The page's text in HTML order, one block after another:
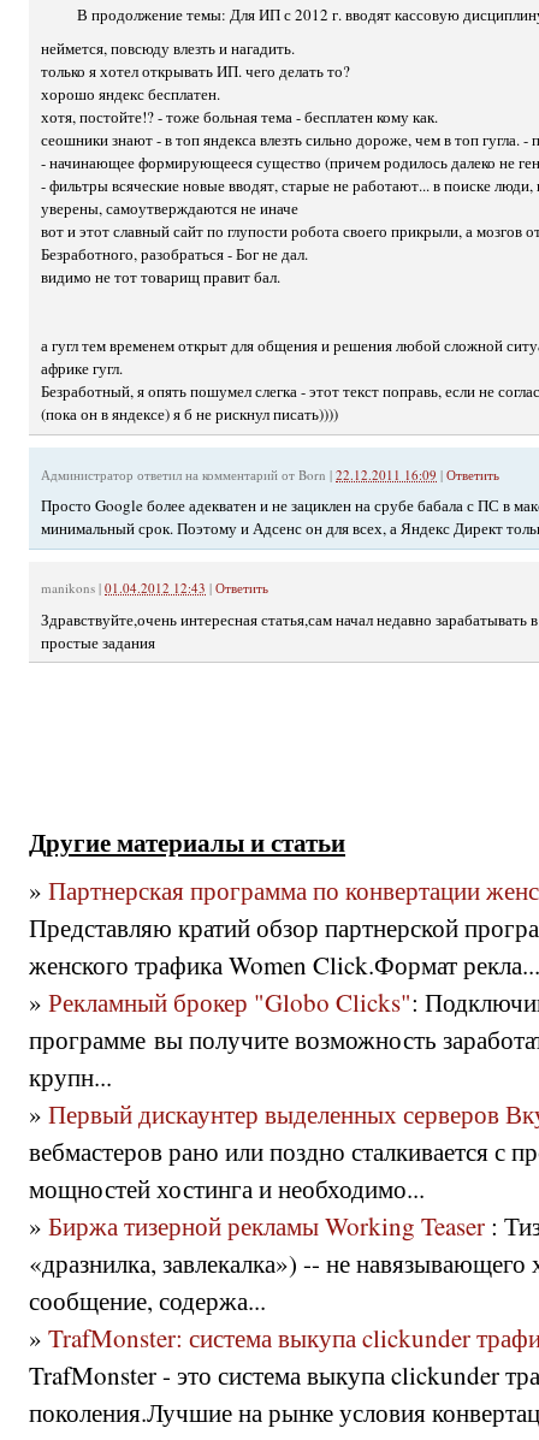
В продолжение темы: Для ИП с 2012 г. вводят кассовую
неймется, повсюду влезть и нагадить.
только я хотел открывать ИП. чего делать то?
хорошо яндекс бесплатен.
хотя, постойте!? - тоже больная тема - бесплатен кому как.
сеошники знают - в топ яндекса влезть сильно дороже, чем в топ гугла. -
- начинающее формирующееся существо (причем родилось далеко не
- фильтры всяческие новые вводят, старые не работают... в поиске
уверены, самоутверждаются не иначе
вот и этот славный сайт по глупости робота своего прикрыли, а мозгов
Безработного, разобраться - Бог не дал.
видимо не тот товарищ правит бал.
а гугл тем временем открыт для общения и решения любой сложной
африке гугл.
Безработный, я опять пошумел слегка - этот текст поправь, если не
(пока он в яндексе) я б не рискнул писать))))
Администратор ответил на комментарий от Born | 22.12.2011 16:09 | Ответить
Просто Google более адекватен и не зациклен на срубе бабала с ПС в
минимальный срок. Поэтому и Адсенс он для всех, а Яндекс Директ
manikons | 01.04.2012 12:43 | Ответить
Здравствуйте,очень интересная статья,сам начал недавно зарабатывать
простые задания
Другие материалы и статьи
» Партнерская программа по конвертации
Представляю кратий обзор партнерской
женского трафика Women Click.Формат рекла...
» Рекламный брокер "Globo Clicks":
программе вы получите возможность
крупн...
» Первый дискаунтер выделенных серверов
вебмастеров рано или поздно сталкивается с
мощностей хостинга и необходимо...
» Биржа тизерной рекламы Working Teaser :
«дразнилка, завлекалка») -- не навязывающего
сообщение, содержа...
» TrafMonster: система выкупа clickunder
TrafMonster - это система выкупа clickunder
поколения.Лучшие на рынке условия